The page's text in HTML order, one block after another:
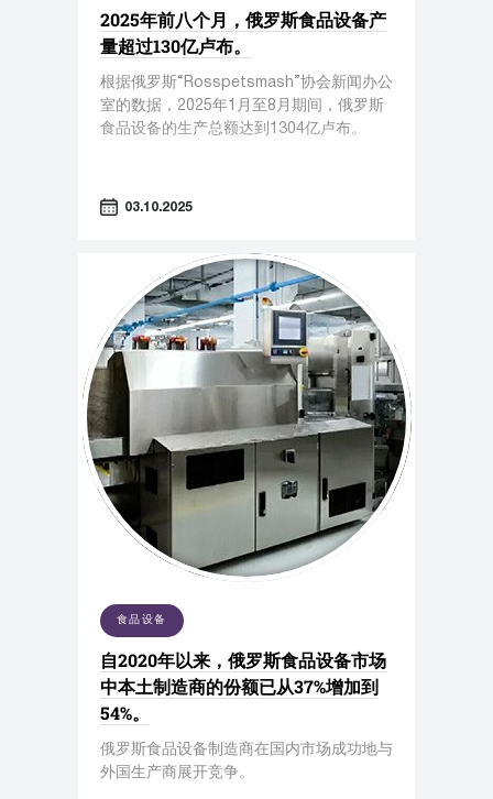
2025年前八个月，俄罗斯食品设备产
量超过130亿卢布。
根据俄罗斯“Rosspetsmash”协会新闻办公
室的数据，2025年1月至8月期间，俄罗斯
食品设备的生产总额达到1304亿卢布。
03.10.2025
食品设备
自2020年以来，俄罗斯食品设备市场
中本土制造商的份额已从37%增加到
54%。
俄罗斯食品设备制造商在国内市场成功地与
外国生产商展开竞争。